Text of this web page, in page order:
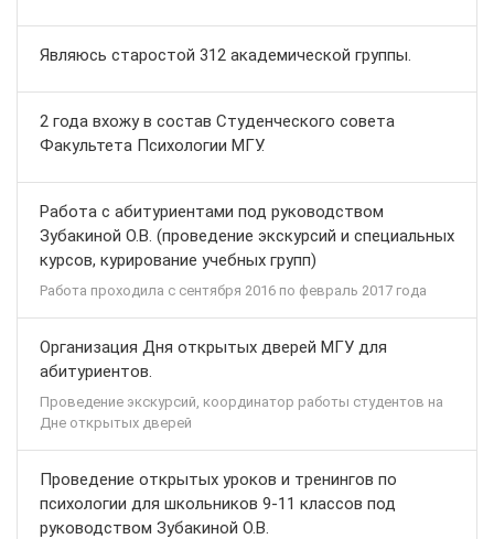
Являюсь старостой 312 академической группы.
2 года вхожу в состав Студенческого совета
Факультета Психологии МГУ.
Работа с абитуриентами под руководством
Зубакиной О.В. (проведение экскурсий и специальных
курсов, курирование учебных групп)
Работа проходила с сентября 2016 по февраль 2017 года
Организация Дня открытых дверей МГУ для
абитуриентов.
Проведение экскурсий, координатор работы студентов на
Дне открытых дверей
Проведение открытых уроков и тренингов по
психологии для школьников 9-11 классов под
руководством Зубакиной О.В.